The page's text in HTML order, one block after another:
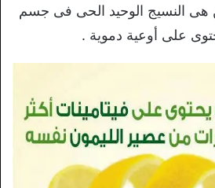
هى النسيج الوحيد الحى فى جسم
على أوعية دموية .